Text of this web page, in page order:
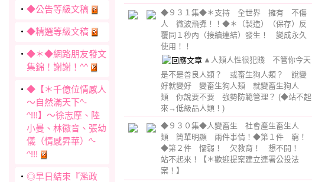
‧ ◆公告等級文稿
‧ ◆精選等級文稿
‧ ◆＊◆網路朋友發文
集錦！謝謝！^^
‧ ◆【＊千億位情感人
～自然滿天下^-
^!!!】～徐志摩、陸
小曼、林徽音、張幼
儀（情感昇華）^-
^!!!
‧ ◎早日結束『濫政
◆９３１集◆＊支持 全世界 擁有 不傷
人 微波飛彈！！◆＊（製造）（保存）反
覆同１秒內（接續連結）發生！ 變成永久
使用！！
▲人類人性很犯賤 不管你今天
是不是善良人類？ 或畜生狗人類？ 說變
好就變好 變畜生狗人類 就變畜生狗人
類 你說要不要 強勢防範管理？ (◆站不起
來→低級品人類！)
◆９３０集◆人變畜生 社會產生畜生人
類 簡單明顯 兩件事情！◆第１件 窮！
◆第２件 懦弱！ 欠教育！ 想不開！
站不起來！【＊歡迎提案建立連署公投法
案！】